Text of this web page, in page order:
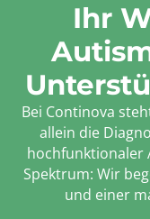
Ihr
Bei Continova
allein die
hochfunktionaler
Spektrum: Wir
und einer